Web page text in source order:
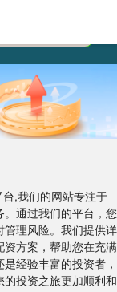
,我们的网站专注于
通过我们的平台，您
理风险。我们提供详
方案，帮助您在充满
经验丰富的投资者，
投资之旅更加顺利和